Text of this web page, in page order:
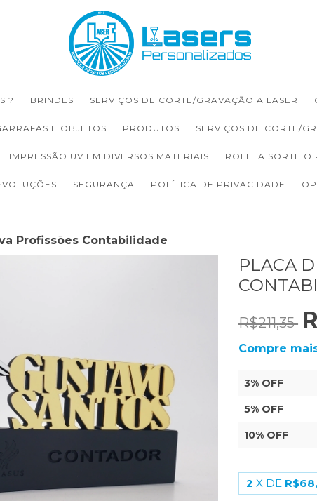
? BRINDES SERVIÇOS DE CORTE/GRAVAÇÃO A LASER
E OBJETOS PRODUTOS SERVIÇOS DE CORTE/
IMPRESSÃO UV EM DIVERSOS MATERIAIS ROLETA SORTEIO
SEGURANÇA POLÍTICA DE PRIVACIDADE
Profissões Contabilidade
PLACA
R$211,35
Compre
3% OFF
5% OFF
10% OFF
2 X DE